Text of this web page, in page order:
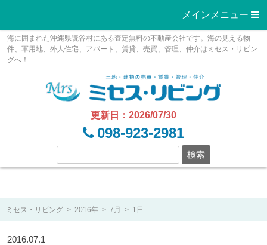
メインメニュー 
Skip
content
海に囲まれた沖縄県読谷村にある査定無料の不動産会社です。海の見える物
件、軍用地、外人住宅、アパート、賃貸、売買、管理、仲介はミセス・リビン
グへ！
更新日：2026/07/30
098-923-2981
ミセス・リビング > 2016年 > 7月 > 1日
2016.07.1